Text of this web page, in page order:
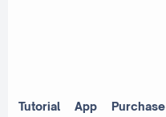
Tutorial App Purchase